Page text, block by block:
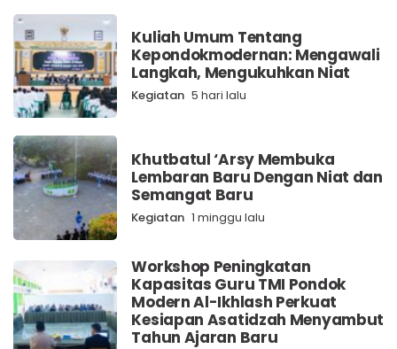
Kuliah Umum Tentang
Kepondokmodernan: Mengawali
Langkah, Mengukuhkan Niat
Kegiatan 5 hari lalu
Khutbatul ‘Arsy Membuka
Lembaran Baru Dengan Niat dan
Semangat Baru
Kegiatan 1 minggu lalu
Workshop Peningkatan
Kapasitas Guru TMI Pondok
Modern Al-Ikhlash Perkuat
Kesiapan Asatidzah Menyambut
Tahun Ajaran Baru